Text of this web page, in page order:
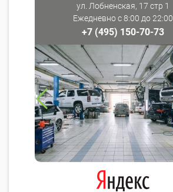
ул. Лобненская, 17 стр 1
Ежедневно с 8:00 до 22:00
+7 (495) 150-70-73